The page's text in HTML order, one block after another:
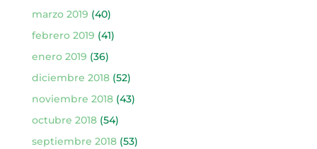
marzo 2019 (40)
febrero 2019 (41)
enero 2019 (36)
diciembre 2018(52)
noviembre 2018(43)
octubre 2018(54)
septiembre 2018(53)